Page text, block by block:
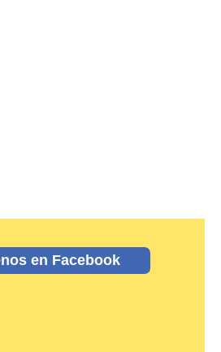
en Facebook